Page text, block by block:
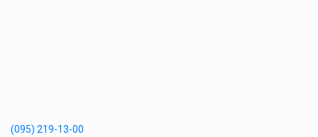
(095) 219-13-00